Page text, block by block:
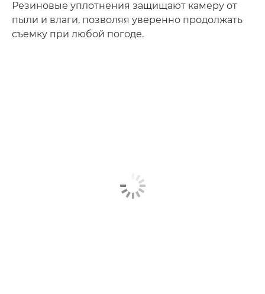
Резиновые уплотнения защищают камеру от
пыли и влаги, позволяя уверенно продолжать
съемку при любой погоде.